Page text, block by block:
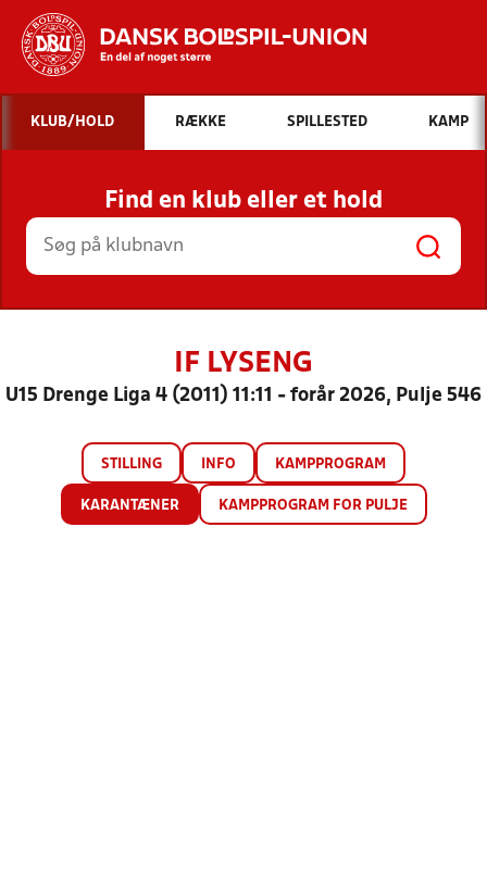
Hvad vil du søge efter?
INDHOLD OG NYHEDER
STILLINGER, RESULTATER, KLUBBER OG
HOLD
KLUB/HOLD RÆKKE SPILLESTED KAMP
Find en klub eller et hold
IF LYSENG
U15 Drenge Liga 4 (2011) 11:11 - forår 2026, Pulje 546
STILLING INFO KAMPPROGRAM
KARANTÆNER KAMPPROGRAM FOR PULJE